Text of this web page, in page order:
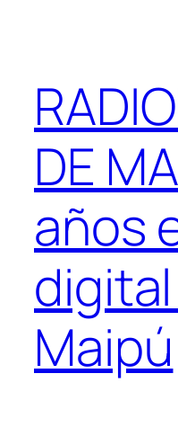
DE
años
Maipú